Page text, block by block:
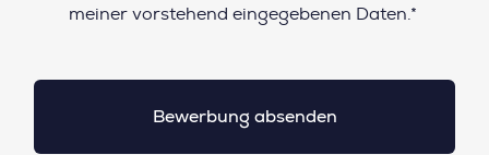
meiner vorstehend eingegebenen Daten.*